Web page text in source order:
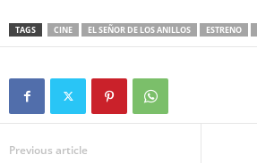
TAGS CINE EL SEÑOR DE LOS ANILLOS ESTRENO
Previous article